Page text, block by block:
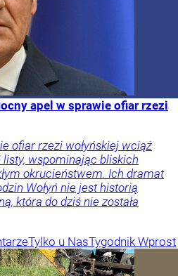
apel w sprawie ofiar rzezi
ofiar rzezi wołyńskiej wciąż
wspominając bliskich
okrucieństwem. Ich dramat
Wołyń nie jest historią
która do dziś nie została
Tylko u NasTygodnik Wprost